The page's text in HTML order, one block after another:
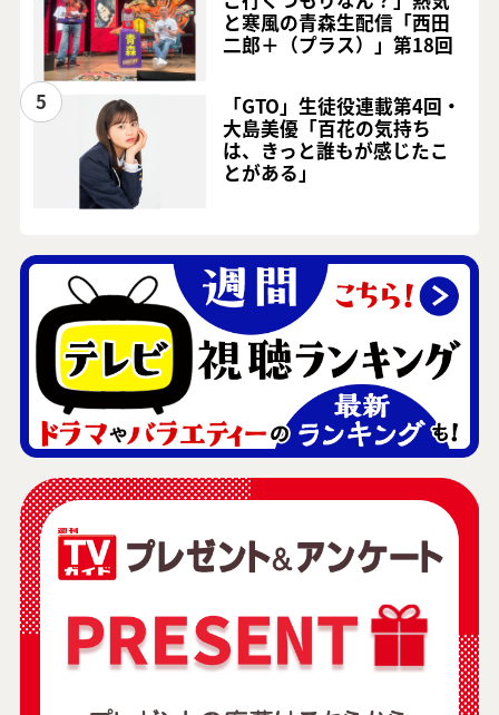
と寒風の青森生配信「西田
二郎＋（プラス）」第18回
5
「GTO」生徒役連載第4回・
大島美優「百花の気持ち
は、きっと誰もが感じたこ
とがある」